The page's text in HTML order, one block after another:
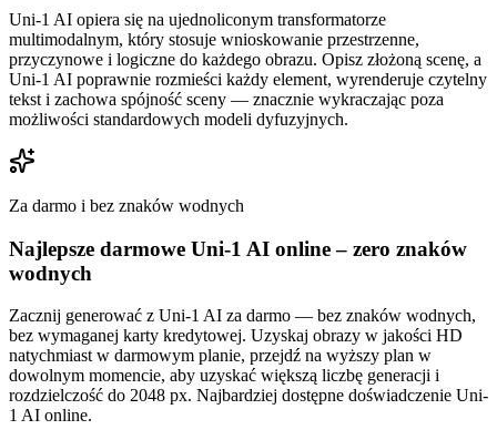
Uni-1 AI opiera się na ujednoliconym transformatorze
multimodalnym, który stosuje wnioskowanie przestrzenne,
przyczynowe i logiczne do każdego obrazu. Opisz złożoną scenę, a
Uni-1 AI poprawnie rozmieści każdy element, wyrenderuje czytelny
tekst i zachowa spójność sceny — znacznie wykraczając poza
możliwości standardowych modeli dyfuzyjnych.
Za darmo i bez znaków wodnych
Najlepsze darmowe Uni-1 AI online – zero znaków
wodnych
Zacznij generować z Uni-1 AI za darmo — bez znaków wodnych,
bez wymaganej karty kredytowej. Uzyskaj obrazy w jakości HD
natychmiast w darmowym planie, przejdź na wyższy plan w
dowolnym momencie, aby uzyskać większą liczbę generacji i
rozdzielczość do 2048 px. Najbardziej dostępne doświadczenie Uni-
1 AI online.